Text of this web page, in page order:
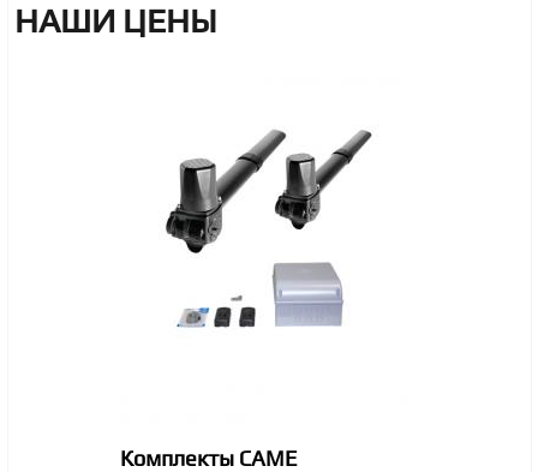
НАШИ ЦЕНЫ
Комплекты CAME